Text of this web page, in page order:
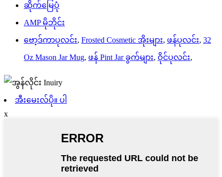
ဆိုက်မြေပုံ
AMP မိုဘိုင်း
ဗော့ဒ်ကာပုလင်း, Frosted Cosmetic အိုးများ, ဖန်ပုလင်း, 32
Oz Mason Jar Mug, ဖန် Pint Jar ခွက်များ, ဝိုင်ပုလင်း,
အီးမေးလ်ပို။ ပါ
x